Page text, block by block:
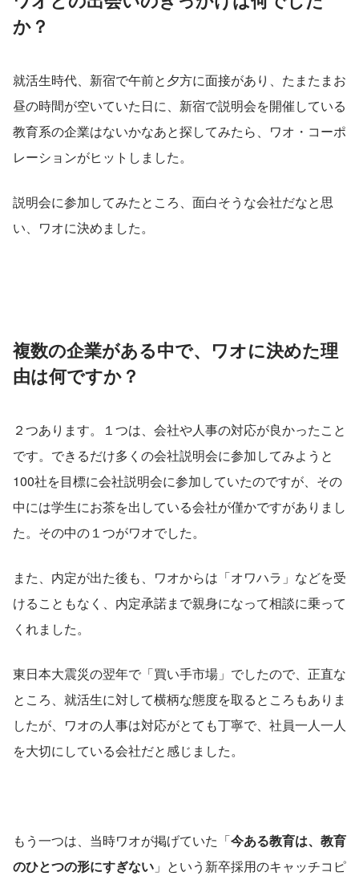
か？
就活生時代、新宿で午前と夕方に面接があり、たまたまお
昼の時間が空いていた日に、新宿で説明会を開催している
教育系の企業はないかなあと探してみたら、ワオ・コーポ
レーションがヒットしました。
説明会に参加してみたところ、面白そうな会社だなと思
い、ワオに決めました。
複数の企業がある中で、ワオに決めた理
由は何ですか？
２つあります。１つは、会社や人事の対応が良かったこと
です。できるだけ多くの会社説明会に参加してみようと
100社を目標に会社説明会に参加していたのですが、その
中には学生にお茶を出している会社が僅かですがありまし
た。その中の１つがワオでした。
また、内定が出た後も、ワオからは「オワハラ」などを受
けることもなく、内定承諾まで親身になって相談に乗って
くれました。
東日本大震災の翌年で「買い手市場」でしたので、正直な
ところ、就活生に対して横柄な態度を取るところもありま
したが、ワオの人事は対応がとても丁寧で、社員一人一人
を大切にしている会社だと感じました。
もう一つは、当時ワオが掲げていた「今ある教育は、教育
のひとつの形にすぎない 」という新卒採用のキャッチコピ